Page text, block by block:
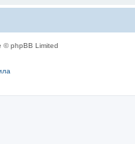
© phpBB Limited